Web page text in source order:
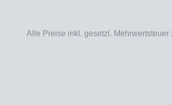
Alle Preise inkl. gesetzl. Mehrwertsteuer